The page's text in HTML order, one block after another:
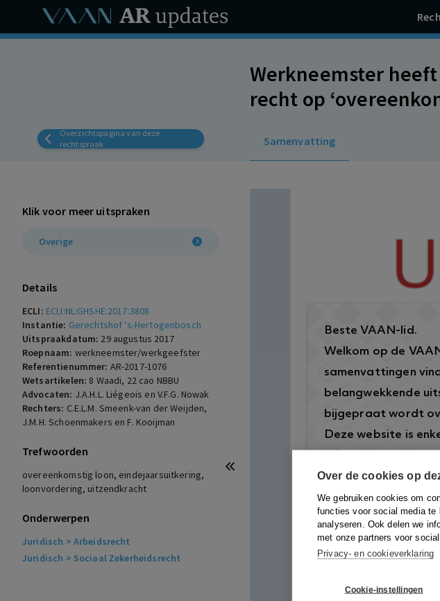
Over de cookies op
We gebruiken cookies om
functies voor social media te
analyseren. Ook delen we
met onze partners voor
Privacy- en cookieverklaring
Cookie-instellingen
Overzichtspagina van deze
rechtspraak
Werkneemster
recht op
Samenvatting
Klik voor meer uitspraken
Overige
Details
ECLI: ECLI:NL:GHSHE:2017:3808
Instantie: Gerechtshof 's-Hertogenbosch
Uitspraakdatum: 29 augustus 2017
Roepnaam: werkneemster/werkgeefster
Referentienummer: AR-2017-1076
Wetsartikelen: 8 Waadi, 22 cao NBBU
Advocaten: J.A.H.L. Liégeois en V.F.G. Nowak
Rechters: C.E.L.M. Smeenk-van der Weijden,
J.M.H. Schoenmakers en F. Kooijman
Trefwoorden
overeenkomstig loon, eindejaarsuitkering,
loonvordering, uitzendkracht
Onderwerpen
Juridisch > Arbeidsrecht
Juridisch > Sociaal Zekerheidsrecht
Beste VAAN-lid.
Welkom op de
samenvattingen
belangwekkende
bijgepraat wordt
Deze website is
arbeidsrecht.nl/.
Om in te loggen
VAAN-account in te